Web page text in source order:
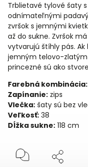
Trblietavé tylové šaty
odnímateľnými
zvršok s jemnými
až do sukne. Zvršok
vytvarujú štíhly pás.
jemným telovo-
princezné sú ako
Farebná kombinácia:
Zapínanie: zips
Vlečka: šaty sú bez
Veľkosť: 38
Dĺžka sukne: 118 cm